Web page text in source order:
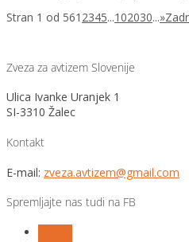
Stran 1 od 561 2345...102030...»
Zveza za avtizem Slovenije
Ulica Ivanke Uranjek 1
SI-3310 Žalec
Kontakt
E-mail: zveza.avtizem@gmail.com
Spremljajte nas tudi na FB